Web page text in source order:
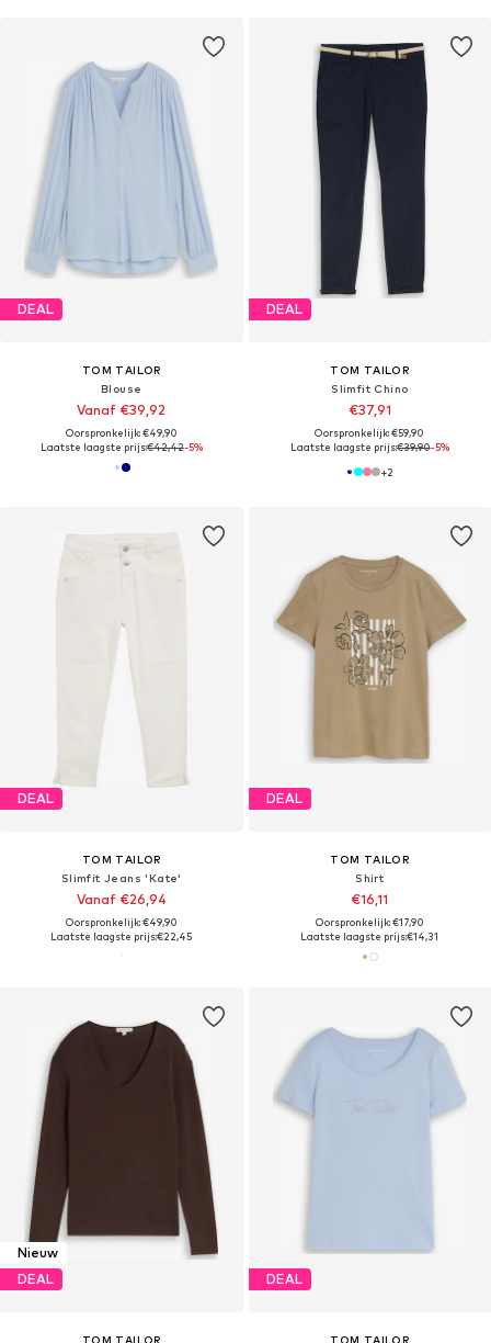
DEAL
TOM TAILOR
Blouse
Vanaf €39,92
Oorspronkelijk: €49,90
Laatste laagste prijs:€42,42-5%
DEAL
TOM TAILOR
Slimfit Chino
€37,91
Oorspronkelijk: €59,90
Laatste laagste prijs:€39,90-5%
+2
DEAL
TOM TAILOR
Slimfit Jeans 'Kate'
Vanaf €26,94
Oorspronkelijk: €49,90
Laatste laagste prijs:€22,45
DEAL
TOM TAILOR
Shirt
€16,11
Oorspronkelijk: €17,90
Laatste laagste prijs:€14,31
Nieuw
DEAL
TOM TAILOR
DEAL
TOM TAILOR